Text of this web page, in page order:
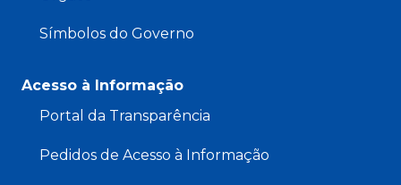
Símbolos do Governo
Acesso à Informação
Portal da Transparência
Pedidos de Acesso à Informação